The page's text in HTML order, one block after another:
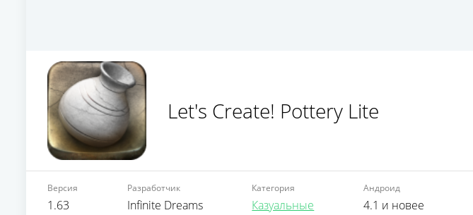
Let's Create! Pottery Lite
Версия
1.63
Разработчик
Infinite Dreams
Категория
Казуальные
Андроид
4.1 и новее